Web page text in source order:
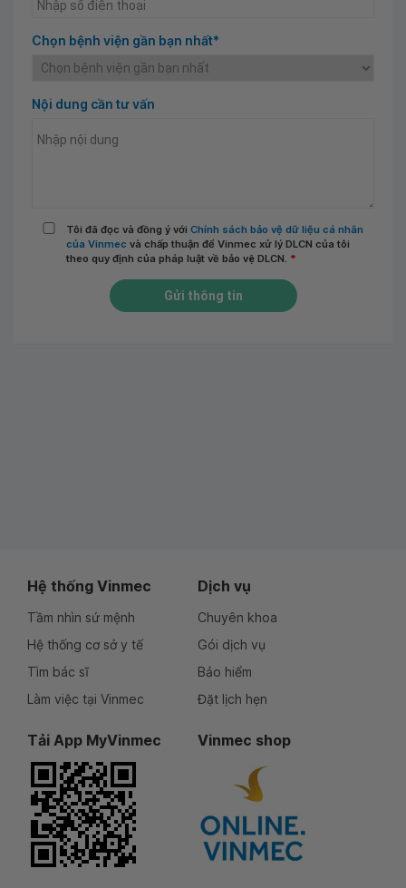
Chọn bệnh viện gần bạn nhất*
Nội dung cần tư vấn
Tôi đã đọc và đồng ý với Chính sách bảo vệ dữ liệu cá nhân
của Vinmec và chấp thuận để Vinmec xử lý DLCN của tôi
theo quy định của pháp luật về bảo vệ DLCN. *
Gửi thông tin
Hệ thống Vinmec
Tầm nhìn sứ mệnh
Hệ thống cơ sở y tế
Tìm bác sĩ
Làm việc tại Vinmec
Dịch vụ
Chuyên khoa
Gói dịch vụ
Bảo hiểm
Đặt lịch hẹn
Tải App MyVinmec Vinmec shop